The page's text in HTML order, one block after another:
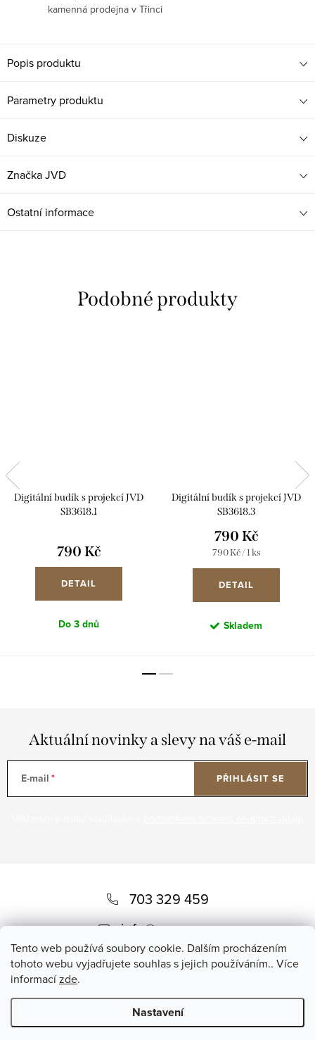
Tento web používá soubory cookie. Dalším procházením
tohoto webu vyjadřujete souhlas s jejich používáním.. Více
informacízde.
Nastavení
kamenná prodejna v Třinci
Popis produktu
Parametry produktu
Diskuze
ZnačkaJVD
Ostatní informace
Digitální budík s projekcí JVD
SB3618.1
790 Kč
DETAIL
Do 3 dnů
Digitální budík s projekcí JVD
SB3618.3
790 Kč
Měrná
cena:
790 Kč / 1 ks
DETAIL
Skladem
Aktuální novinky a slevy na váš e-mail
E-mail PŘIHLÁSIT SE
p
703 329 459
info@romero.cz